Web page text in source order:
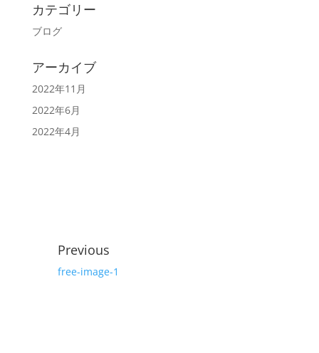
カテゴリー
ブログ
アーカイブ
2022年11月
2022年6月
2022年4月
Previous
free-image-1